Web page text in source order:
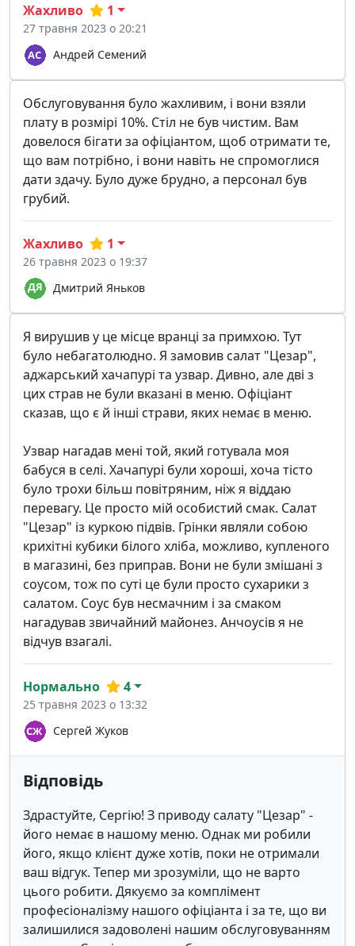
Андрей Семений
Жахливо 1
27 травня 2023 о 20:21
Обслуговування було жахливим, і вони взяли
плату в розмірі 10%. Стіл не був чистим. Вам
довелося бігати за офіціантом, щоб отримати те,
що вам потрібно, і вони навіть не спромоглися
дати здачу. Було дуже брудно, а персонал був
грубий.
Дмитрий Яньков
Жахливо 1
26 травня 2023 о 19:37
Я вирушив у це місце вранці за примхою. Тут
було небагатолюдно. Я замовив салат "Цезар",
аджарський хачапурі та узвар. Дивно, але дві з
цих страв не були вказані в меню. Офіціант
сказав, що є й інші страви, яких немає в меню.
Узвар нагадав мені той, який готувала моя
бабуся в селі. Хачапурі були хороші, хоча тісто
було трохи більш повітряним, ніж я віддаю
перевагу. Це просто мій особистий смак. Салат
"Цезар" із куркою підвів. Грінки являли собою
крихітні кубики білого хліба, можливо, купленого
в магазині, без приправ. Вони не були змішані з
соусом, тож по суті це були просто сухарики з
салатом. Соус був несмачним і за смаком
нагадував звичайний майонез. Анчоусів я не
відчув взагалі.
Сергей Жуков
Нормально 4
25 травня 2023 о 13:32
Відповідь
Здрастуйте, Сергію! З приводу салату "Цезар" -
його немає в нашому меню. Однак ми робили
його, якщо клієнт дуже хотів, поки не отримали
ваш відгук. Тепер ми зрозуміли, що не варто
цього робити. Дякуємо за комплімент
професіоналізму нашого офіціанта і за те, що ви
залишилися задоволені нашим обслуговуванням